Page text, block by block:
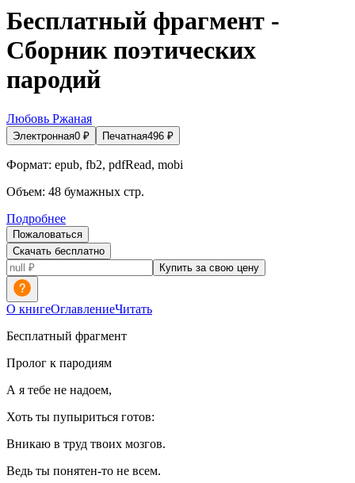
Бесплатный фрагмент -
Сборник поэтических
пародий
Любовь Ржаная
Электронная0 ₽ Печатная496 ₽
Формат: epub, fb2, pdfRead, mobi
Объем: 48 бумажных стр.
Подробнее
Пожаловаться
Скачать бесплатно
Купить за свою цену
О книгеОглавлениеЧитать
Бесплатный фрагмент
Пролог к пародиям
А я тебе не надоем,
Хоть ты пупыриться готов:
Вникаю в труд твоих мозгов.
Ведь ты понятен-то не всем.